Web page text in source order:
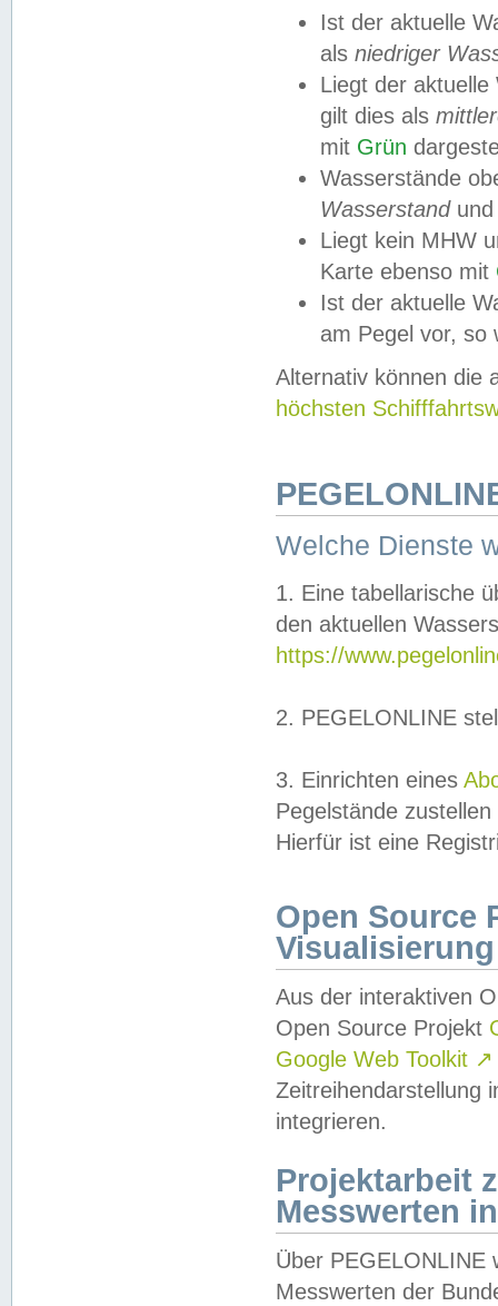
Ist der aktuelle
als niedriger
Liegt der
gilt dies als
mit Grün
Wasserstände
Wasserstandund
Liegt kein MHW
Karte ebenso mit
Ist der aktuelle
am Pegel vor,
Alternativ können die
höchsten
Welche Dienste
1. Eine tabellarische
den aktuellen
https://
2. PEGELONLINE
3. Einrichten eines
Pegelstände
Hierfür ist eine
Open Source
Visualisierung
Aus der interaktiven
Open Source Projekt
Google Web Toolkit ↗
Zeitreihendarstellung
integrieren.
Projektarbeit
Messwerten
Über PEGELONLINE
Messwerten der